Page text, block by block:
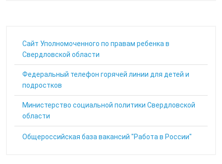
Cайт Уполномоченного по правам ребенка в
Свердловской области
Федеральный телефон горячей линии для детей и
подростков
Министерство социальной политики Свердловской
области
Общероссийская база вакансий "Работа в России"